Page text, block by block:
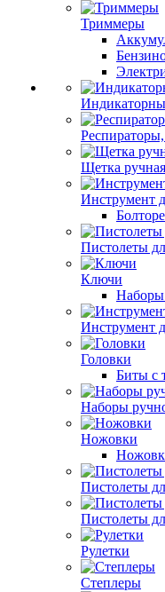
Триммеры
Щетка ручная
Инструмент
Пистолеты
Ключи
Инструмент
Головки
Биты с
Наборы
Ножовки
Пистолеты
Пистолеты
Рулетки
Степлеры